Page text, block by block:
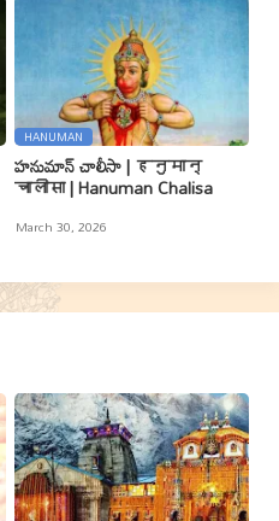
HANUMAN
హనుమాన్ చాలీసా | हनुमान्
चालीसा | Hanuman Chalisa
March 30, 2026